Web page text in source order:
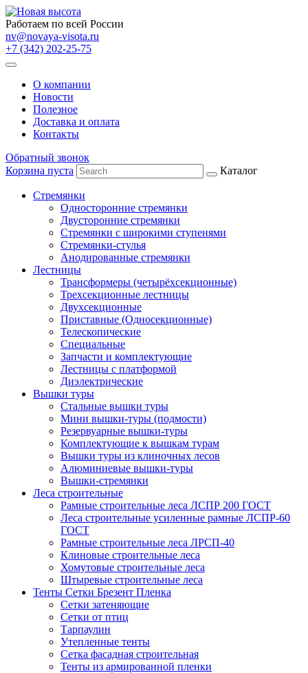
Работаем по всей России
nv@novaya-visota.ru
+7 (342) 202-25-75
О компании
Новости
Полезное
Доставка и оплата
Контакты
Обратный звонок
Корзина пуста
Каталог
Стремянки
Односторонние стремянки
Двусторонние стремянки
Стремянки с широкими ступенями
Стремянки-стулья
Анодированные стремянки
Лестницы
Трансформеры (четырёхсекционные)
Трехсекционные лестницы
Двухсекционные
Приставные (Односекционные)
Телескопические
Специальные
Запчасти и комплектующие
Лестницы с платформой
Диэлектрические
Вышки туры
Стальные вышки туры
Мини вышки-туры (подмости)
Резервуарные вышки-туры
Комплектующие к вышкам турам
Вышки туры из клиночных лесов
Алюминиевые вышки-туры
Вышки-стремянки
Леса строительные
Рамные строительные леса ЛСПР 200 ГОСТ
Леса строительные усиленные рамные ЛСПР-60
ГОСТ
Рамные строительные леса ЛРСП-40
Клиновые строительные леса
Хомутовые строительные леса
Штыревые строительные леса
Тенты Сетки Брезент Пленка
Сетки затеняющие
Сетки от птиц
Тарпаулин
Утепленные тенты
Сетка фасадная строительная
Тенты из армированной пленки